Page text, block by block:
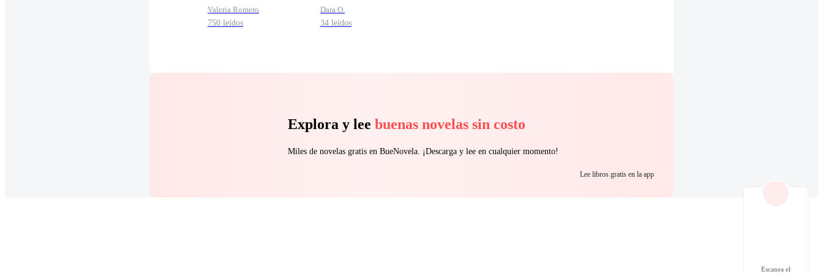
Valeria Romero
750 leídos
Dara O.
34 leídos
Explora y lee buenas novelas sin costo
Miles de novelas gratis en BueNovela. ¡Descarga y lee en cualquier momento!
Lee libros gratis en la app
Escanea el